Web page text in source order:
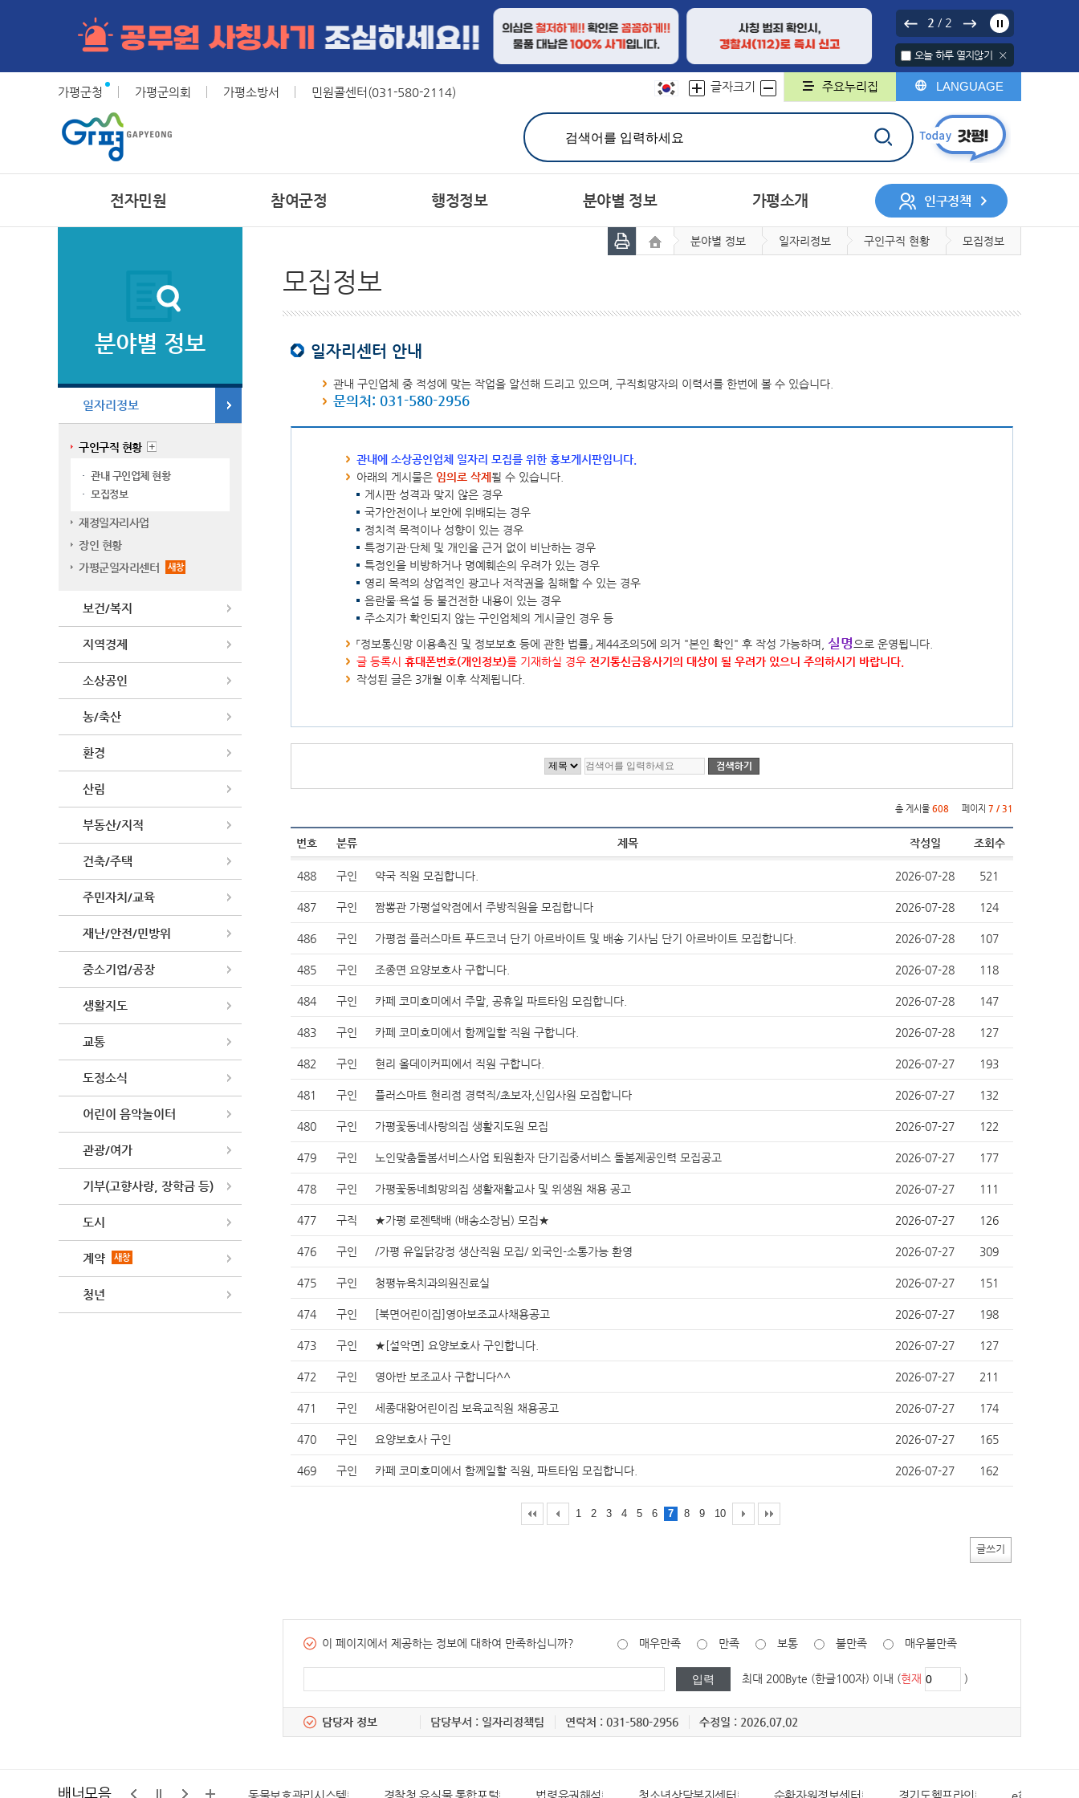
본문 바로가기
2 / 2
오늘 하루 열지않기
가평군청 가평군의회 가평소방서 민원콜센터(031-580-2114) 글자크기 주요누리집 LANGUAGE
전자민원
유기한 민원처리과정 안내 어디서나 민원처리제 무인민원발급기
구술민원신청
민원신청 (구)민원조회
부패공익신고 공무원부조리신고
부동산거래·주택임대차신고
참여군정
시험정보
군 채용공고 유관기관 채용정보 디지털 저장매체 파기 서비스
홍보게시판
숲의약속(가평군 환경성질환 예방관리센터)
제안안내
규제개혁이란 규제개혁위원회
규제등록현황
제도소개 알림/행정 적극행정 군민추천
행정정보
예산서 지방공기업 중기지방재정계획
채무관리계획
헌장이란 공통이행기준 행정서비스헌장목록
정보공개 고객수요 분석
정보공개시스템 정책실명제 공공데이터 개방
전체
사회복지
문화체육관광
군정운영방향 주요업무계획
인구감소지역대응계획
도시재생전략·활성화계획
공공저작물 이용안내 공공저작물(일반)
감사행정공개 청렴행정공개 업무추진비 공개 상품권 구매 및 사용 내역
조직정보 공개 지표
분야별 정보 가평소개
캐릭터 상징물 행정구역 행정지도 군민헌장
군민의 노래
주민등록인구 주요 통계 통계연보 사회조사 사업체조사
일자리인식실태조사
조직도 직원안내 자주찾는 민원 안내 청사배치도 찾아오시는길
보도자료 사실은 이렇습니다 포토뉴스 영상소식 가평소식지
인구정책
분야별 정보
일자리정보
구인구직 현황
관내 구인업체 현황
모집정보
재정일자리사업
장인 현황
가평군일자리센터
새창
보건/복지
지역경제
소상공인
농/축산
환경
산림
부동산/지적
건축/주택
주민자치/교육
재난/안전/민방위
중소기업/공장
생활지도
교통
도정소식
어린이 음악놀이터
관광/여가
기부(고향사랑, 장학금 등)
도시
계약 새창
청년
분야별 정보 일자리정보 구인구직 현황 모집정보
모집정보
일자리센터 안내
관내 구인업체 중 적성에 맞는 작업을 알선해 드리고 있으며, 구직희망자의 이력서를 한번에 볼 수 있습니다.
문의처: 031-580-2956
관내에 소상공인업체 일자리 모집를 위한 홍보게시판입니다.
아래의 게시물은 임의로 삭제 될 수 있습니다.
게시판 성격과 맞지 않은 경우
국가안전이나 보안에 위배되는 경우
정치적 목적이나 성향이 있는 경우
특정기관·단체 및 개인을 근거 없이 비난하는 경우
특정인을 비방하거나 명예훼손의 우려가 있는 경우
영리 목적의 상업적인 광고나 저작권을 침해할 수 있는 경우
음란물·욕설 등 불건전한 내용이 있는 경우
주소지가 확인되지 않는 구인업체의 게시글인 경우 등
「정보통신망 이용촉진 및 정보보호 등에 관한 법률」 제44조의5에 의거 "본인 확인" 후 작성 가능하며, 실명 으로 운영됩니다.
글 등록시 휴대폰번호(개인정보)를 기재하실 경우 전기통신금융사기의 대상이 될 우려가 있으니 주의하시기 바랍니다.
작성된 글은 3개월 이후 삭제됩니다.
총 게시물 608 페이지 7 / 31
번호 분류 제목 작성일 조회수
488 구인 약국 직원 모집합니다. 2026-07-28 521
487 구인 짬뽕관 가평설악점에서 주방직원을 모집합니다 2026-07-28 124
486 구인 가평점 플러스마트 푸드코너 단기 아르바이트 및 배송 기사님 단기 아르바이트 모집합니다. 2026-07-28 107
485 구인 조종면 요양보호사 구합니다. 2026-07-28 118
484 구인 카페 코미호미에서 주말, 공휴일 파트타임 모집합니다. 2026-07-28 147
483 구인 카페 코미호미에서 함께일할 직원 구합니다. 2026-07-28 127
482 구인 현리 올데이커피에서 직원 구합니다. 2026-07-27 193
481 구인 플러스마트 현리점 경력직/초보자,신입사원 모집합니다 2026-07-27 132
480 구인 가평꽃동네사랑의집 생활지도원 모집 2026-07-27 122
479 구인 노인맞춤돌봄서비스사업 퇴원환자 단기집중서비스 돌봄제공인력 모집공고 2026-07-27 177
478 구인 가평꽃동네희망의집 생활재활교사 및 위생원 채용 공고 2026-07-27 111
477 구직 ★가평 로젠택배 (배송소장님) 모집★ 2026-07-27 126
476 구인 /가평 유일닭강정 생산직원 모집/ 외국인-소통가능 환영 2026-07-27 309
475 구인 청평뉴욕치과의원진료실 2026-07-27 151
474 구인 [북면어린이집]영아보조교사채용공고 2026-07-27 198
473 구인 ★[설악면] 요양보호사 구인합니다. 2026-07-27 127
472 구인 영아반 보조교사 구합니다^^ 2026-07-27 211
471 구인 세종대왕어린이집 보육교직원 채용공고 2026-07-27 174
470 구인 요양보호사 구인 2026-07-27 165
469 구인 카페 코미호미에서 함께일할 직원, 파트타임 모집합니다. 2026-07-27 162
1 2 3 4 5 6 7 8 9 10
글쓰기
이 페이지에서 제공하는 정보에 대하여 만족하십니까? 매우만족 만족 보통 불만족 매우불만족
최대 200Byte (한글100자) 이내 (현재 )
담당자 정보 담당부서 : 일자리정책팀 연락처 : 031-580-2956 수정일 : 2026.07.02
배너모음
가평군마을공동체 통합지원센터 동물보호관리시스템 경찰청 유실물 통합포털 법령유권해석 청소년상담복지센터 순환자원정보센터 경기도헬프라인 e하늘장사정